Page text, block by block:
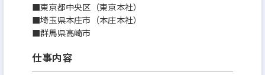
土がある為、キャリアアップ形成のしやすい環境で
■弊社の強み：
■東京都中央区（東京本社）
■埼玉県本庄市（本庄本社）
■群馬県高崎市
仕事内容